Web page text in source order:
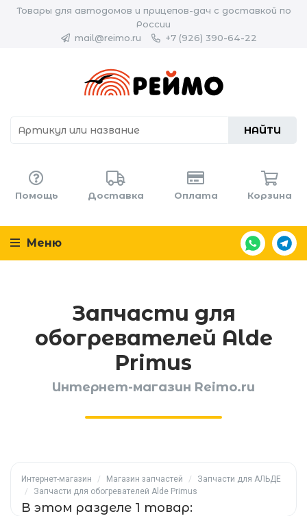
Товары для автодомов и прицепов-дач с доставкой по
России
mail@reimo.ru
+7 (926) 390-64-22
НАЙТИ
Помощь Доставка Оплата Корзина
Меню
Запчасти для
обогревателей Alde
Primus
Интернет-магазин Reimo.ru
Интернет-магазин / Магазин запчастей /
Запчасти для АЛЬДЕ
/
Запчасти для обогревателей Alde Primus
В этом разделе 1 товар: